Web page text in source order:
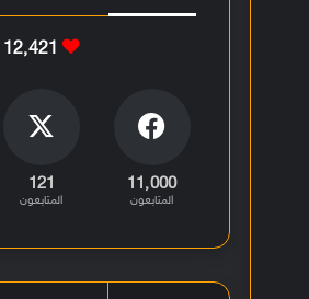
12٬421
11٬000
المتابعون
121
المتابعون